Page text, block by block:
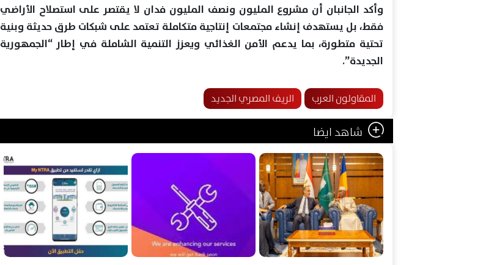
وأكد الجانبان أن مشروع المليون ونصف المليون فدان لا يقتصر على استصلاح الأراضي
فقط، بل يستهدف إنشاء مجتمعات إنتاجية متكاملة تعتمد على شبكات طرق حديثة وبنية
تحتية متطورة، بما يدعم الأمن الغذائي ويعزز التنمية الشاملة في إطار “الجمهورية
الجديدة”.
المقاولون العرب الريف المصري الجديد
شاهد ايضا